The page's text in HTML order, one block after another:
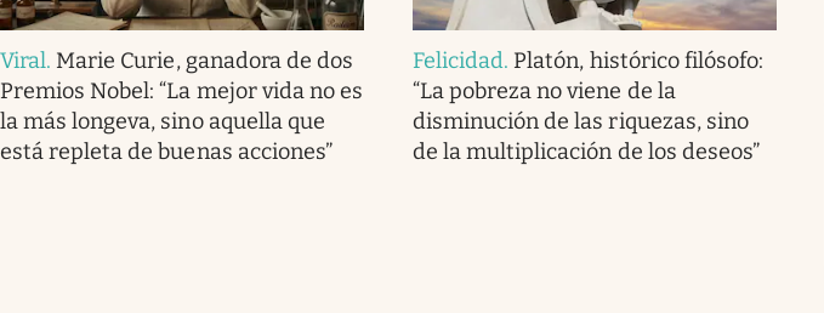
Viral. Marie Curie, ganadora de dos
Premios Nobel: “La mejor vida no es
la más longeva, sino aquella que
está repleta de buenas acciones”
Felicidad. Platón, histórico filósofo:
“La pobreza no viene de la
disminución de las riquezas, sino
de la multiplicación de los deseos”